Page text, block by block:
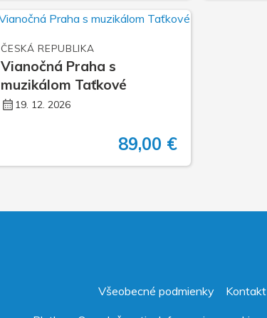
ČESKÁ REPUBLIKA
Vianočná Praha s
muzikálom Taťkové
19. 12. 2026
89,00 €
Všeobecné podmienky Kontakt